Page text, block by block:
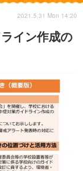
イン作成の
2021.5.31 Mon 14:20